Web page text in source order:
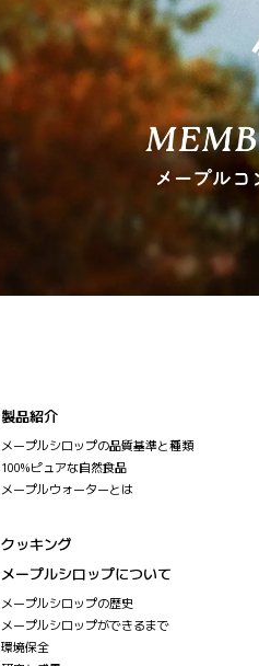
製品紹介
メープルシロップの品質基準と種類
100%ピュアな自然食品
メープルウォーターとは
クッキング
メープルシロップについて
メープルシロップの歴史
メープルシロップができるまで
環境保全